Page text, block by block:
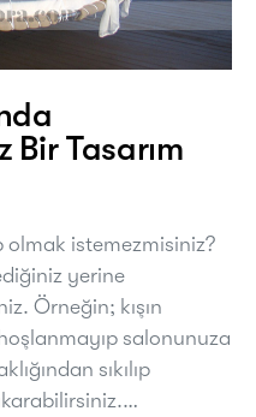
Tasarım
istemezmisiniz?
yerine
Örneğin; kışın
salonunuza
sıkılıp